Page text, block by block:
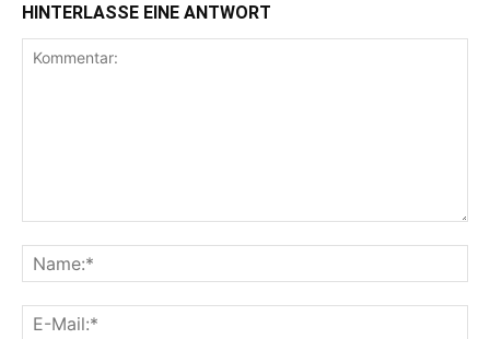
HINTERLASSE EINE ANTWORT